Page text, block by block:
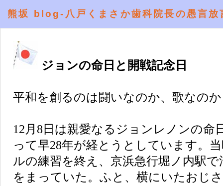
熊坂 blog-八戸くまさか歯科院長の愚言
ジョンの命日と開戦記念日
平和を創るのは闘いなのか、歌なのか
12月8日は親愛なるジョンレノンの命
って早28年が経とうとしています。
ルの練習を終え、京浜急行堀ノ内駅
をまっていた。ふと、横にいたおじ